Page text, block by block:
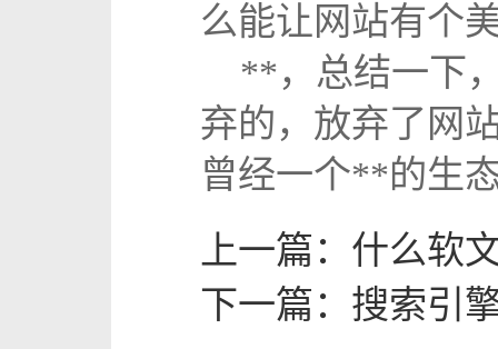
么能让网站有个
**，总结一下
弃的，放弃了网
曾经一个**的生
上一篇： 什么软
下一篇： 搜索引